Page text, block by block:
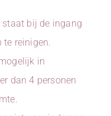
staat bij de ingang
te reinigen.
in
dan 4 personen